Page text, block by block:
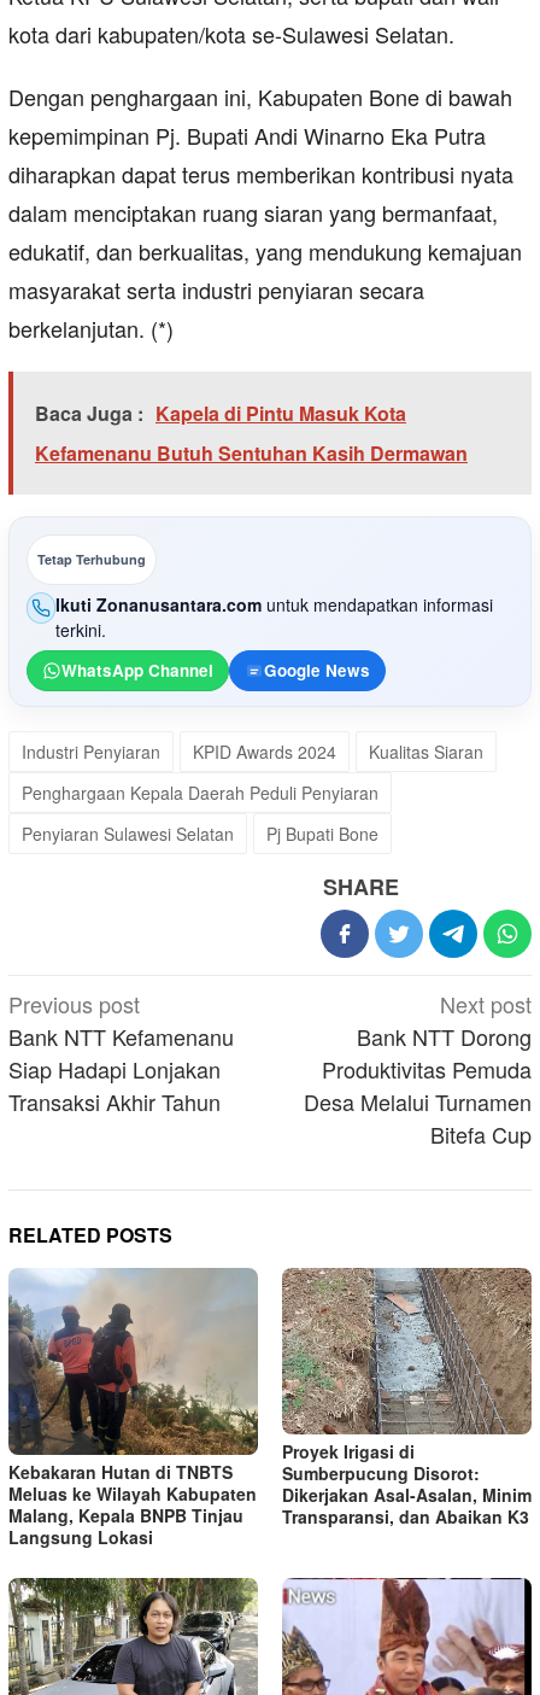
kota dari kabupaten/kota se-Sulawesi Selatan.
Dengan penghargaan ini, Kabupaten Bone di bawah
kepemimpinan Pj. Bupati Andi Winarno Eka Putra
diharapkan dapat terus memberikan kontribusi nyata
dalam menciptakan ruang siaran yang bermanfaat,
edukatif, dan berkualitas, yang mendukung kemajuan
masyarakat serta industri penyiaran secara
berkelanjutan. (*)
Baca Juga : Kapela di Pintu Masuk Kota
Kefamenanu Butuh Sentuhan Kasih Dermawan
Tetap Terhubung
Ikuti Zonanusantara.com untuk mendapatkan informasi
terkini.
WhatsApp Channel Google News
Industri Penyiaran KPID Awards 2024
Kualitas Siaran
Penghargaan Kepala Daerah Peduli Penyiaran
Penyiaran Sulawesi Selatan
Pj Bupati Bone
SHARE
Post
navigation
Previous post
Bank NTT Kefamenanu
Siap Hadapi Lonjakan
Transaksi Akhir Tahun
Next post
Bank NTT Dorong
Produktivitas Pemuda
Desa Melalui Turnamen
Bitefa Cup
RELATED POSTS
Kebakaran Hutan di TNBTS
Meluas ke Wilayah Kabupaten
Malang, Kepala BNPB Tinjau
Langsung Lokasi
Proyek Irigasi di
Sumberpucung Disorot:
Dikerjakan Asal-Asalan, Minim
Transparansi, dan Abaikan K3